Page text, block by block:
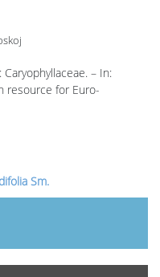
– In:
resource for Euro-
Sm.